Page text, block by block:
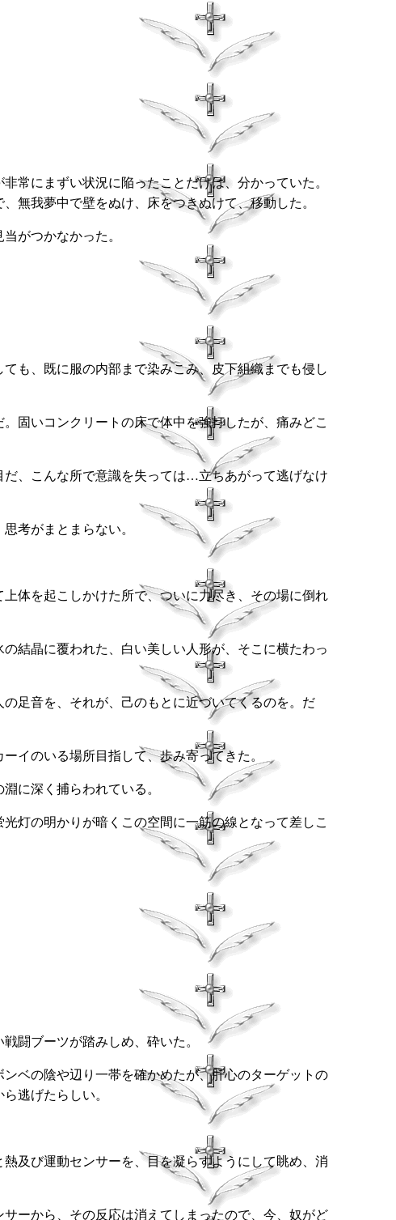
常にまずい状況に陥ったことだけは、分かっていた。
無我夢中で壁をぬけ、床をつきぬけて、移動した。
がつかなかった。
も、既に服の内部まで染みこみ、皮下組織までも侵し
固いコンクリートの床で体中を強打したが、痛みどこ
、こんな所で意識を失っては…立ちあがって逃げなけ
考がまとまらない。
体を起こしかけた所で、ついに力尽き、その場に倒れ
結晶に覆われた、白い美しい人形が、そこに横たわっ
足音を、それが、己のもとに近づいてくるのを。だ
イのいる場所目指して、歩み寄ってきた。
に深く捕らわれている。
灯の明かりが暗くこの空間に一筋の線となって差しこ
闘ブーツが踏みしめ、砕いた。
ベの陰や辺り一帯を確かめたが、肝心のターゲットの
逃げたらしい。
及び運動センサーを、目を凝らすようにして眺め、消
ーから、その反応は消えてしまったので、今、奴がど